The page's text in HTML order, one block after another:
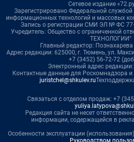
Сетевое издание
Зарегистрировано Федеральной службой
информационных технологий и массовых
Запись о регистрации СМИ ЭЛ № ФС
Учредитель: Общество с ограниченной
ТЕХНОЛОГИИ"
Главный редактор:
Адрес редакции: 625000, г. Тюмень, ул.
+7 (3452) 56-72-72
Электронный адрес редакции:
Контактные данные для Роскомнадзора и
juristchel@shkulev.ru
Связаться с отделом продаж: +7
Редакция сайта не несет
информации, содержащейся в
Особенности эксплуатации